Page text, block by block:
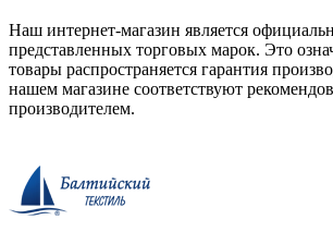
Наш интернет-магазин является
представленных торговых марок. Это
товары распространяется гарантия
нашем магазине соответствуют
производителем.